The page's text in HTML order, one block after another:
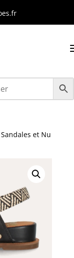
Sandales et Nu